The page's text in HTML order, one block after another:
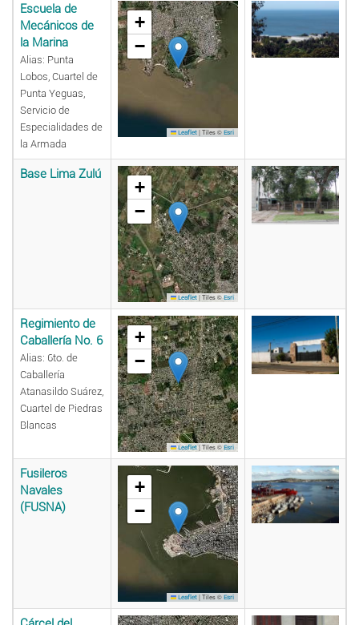
Escuela de
Mecánicos de
la Marina
Alias: Punta
Lobos, Cuartel de
Punta Yeguas,
Servicio de
Especialidades de
la Armada
+
−
Leaflet |Tiles © Esri
Base Lima Zulú
+
−
Leaflet |Tiles ©Esri
Regimiento de
Caballería No. 6
Alias: 6to. de
Caballería
Atanasildo Suárez,
Cuartel de Piedras
Blancas
+
−
Leaflet |Tiles © Esri
Fusileros
Navales
(FUSNA)
+
−
Leaflet |Tiles © Esri